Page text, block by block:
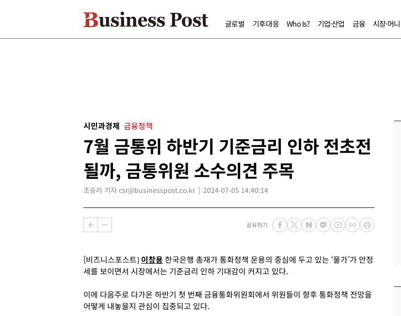
글로벌 기후대응 Who Is? 기업·산업 금융 시장·머니
시민과경제 금융정책
7월 금통위 하반기 기준금리 인하 전초전
될까, 금통위원 소수의견 주목
조승리 기자 csr@businesspost.co.kr 2024-07-05 14:40:14
공유하기
[비즈니스포스트] 이창용 한국은행 총재가 통화정책 운용의 중심에 두고 있는 ‘물가’가 안정
세를 보이면서 시장에서는 기준금리 인하 기대감이 커지고 있다.
이에 다음주로 다가온 하반기 첫 번째 금융통화위원회에서 위원들이 향후 통화정책 전망을
어떻게 내놓을지 관심이 집중되고 있다.